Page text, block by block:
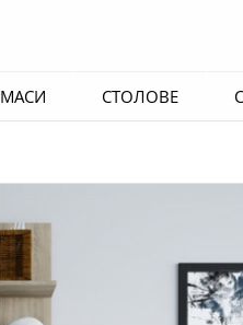
МАСИ СТОЛОВЕ